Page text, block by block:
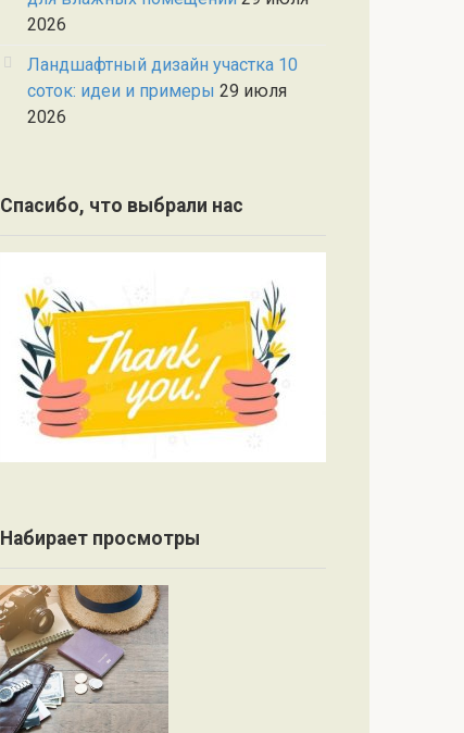
2026
Ландшафтный дизайн участка 10
соток: идеи и примеры 29 июля
2026
Спасибо, что выбрали нас
Набирает просмотры